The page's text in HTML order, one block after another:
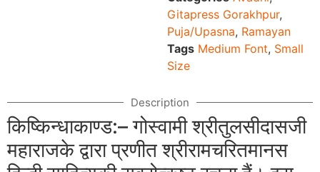
Gitapress Gorakhpur,
Puja/Upasna, Ramayan
Tags Medium Font, Small
Size
Description
किष्किन्धाकाण्ड:– गोस्वामी श्रीतुलसीदासजी
महाराजके द्वारा प्रणीत श्रीरामचरितमानस